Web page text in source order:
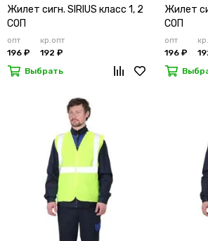
Жилет сигн. SIRIUS класс 1, 2
СОП
опт
196 ₽
кр.опт
192 ₽
Выбрать
Жилет
СОП
опт
196 ₽